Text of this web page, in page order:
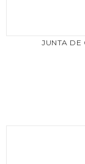
JUNTA DE